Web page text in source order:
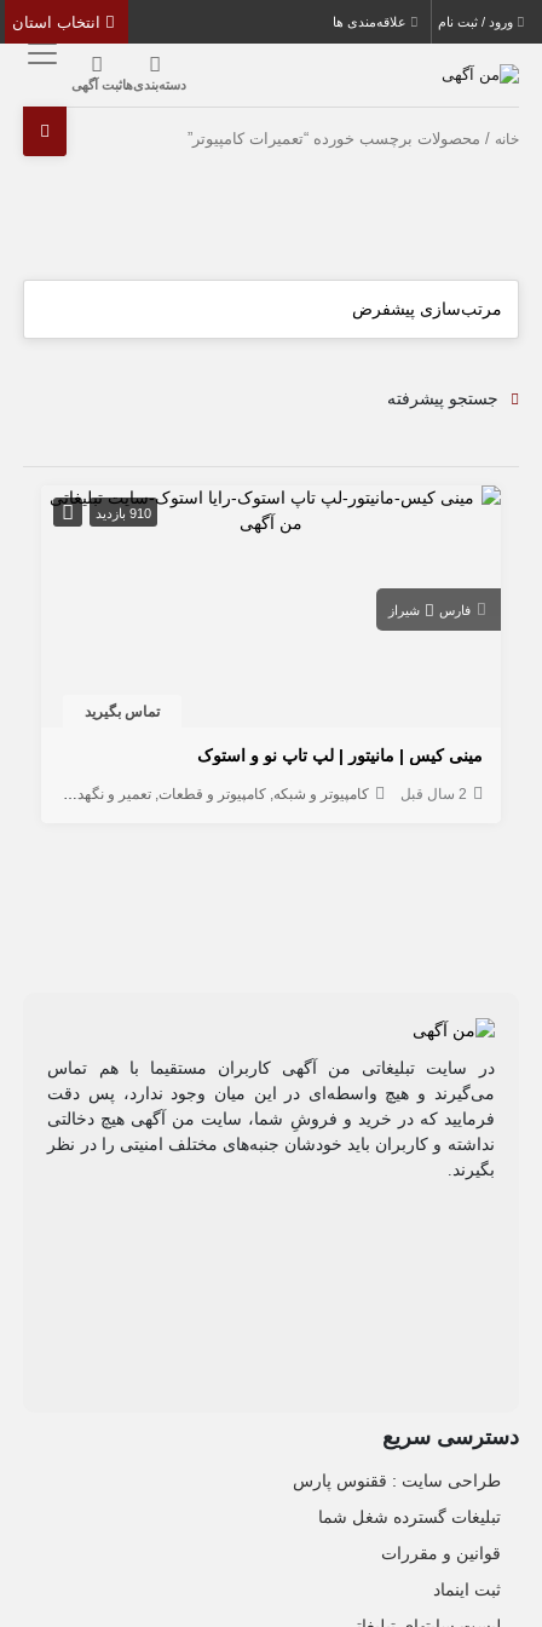
ورود / ثبت نام علاقه‌مندی ها
دسته‌بندی‌هاثبت آگهی
خانه / محصولات برچسب خورده “تعمیرات کامپیوتر”
جستجو پیشرفته
910 بازدید
فارس شیراز
تماس بگیرید
مینی کیس | مانیتور | لپ تاپ نو و استوک
2 سال قبل کامپیوتر و شبکه کامپیوتر و قطعات تعمیر و نگهداری کامپیوتر
در سایت تبلیغاتی من آگهی کاربران مستقیما با هم تماس
می‌گیرند و هیچ واسطه‌ای در این میان وجود ندارد، پس دقت
فرمایید که در خرید و فروشِ شما، سایت من آگهی هیچ دخالتی
نداشته و کاربران باید خودشان جنبه‌های مختلف امنیتی را در نظر
بگیرند.
دسترسی سریع
طراحی سایت :‌ ققنوس پارس
تبلیغات گسترده شغل شما
قوانین و مقررات
ثبت اینماد